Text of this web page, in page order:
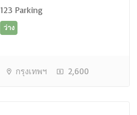
123 Parking
กรุงเทพฯ 2,600